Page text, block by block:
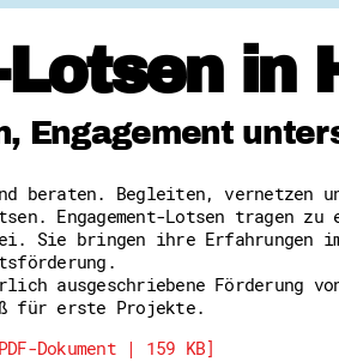
Crowdfunding - Viele
Ehrentag
Freiwilligenmanagement
Hessen engagiert - Digitale
Kompetenznachweis Hessen
Zeugnisbeiblatt
Mach dich schlau
GEMA-Pakt
Di@-Lotsen in Hessen
Energiepreiskrise und
Flüchtlingshilfe +
Generationsübergreifend
in
Engagement
beraten. Begleiten, vernetzen
Engagement-Lotsen tragen
Sie bringen ihre Erfahrungen
ausgeschriebene Förderung
für erste Projekte.
Dokument | 159 KB]